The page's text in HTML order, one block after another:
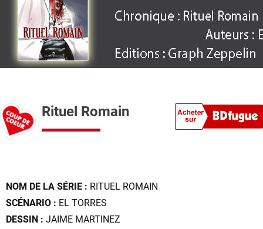
Rituel Romain
NOM DE LA SÉRIE : RITUEL ROMAIN
SCÉNARIO : EL TORRES
DESSIN : JAIME MARTINEZ